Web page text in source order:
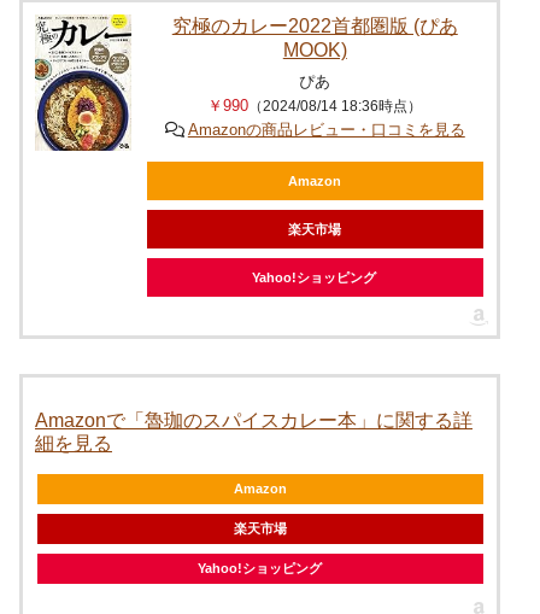
究極のカレー2022首都圏版 (ぴあ
MOOK)
ぴあ
￥990 （2024/08/14 18:36時点）
Amazonの商品レビュー・口コミを見る
Amazon
楽天市場
Yahoo!ショッピング
Amazonで「魯珈のスパイスカレー本」に関する詳
細を見る
Amazon
楽天市場
Yahoo!ショッピング